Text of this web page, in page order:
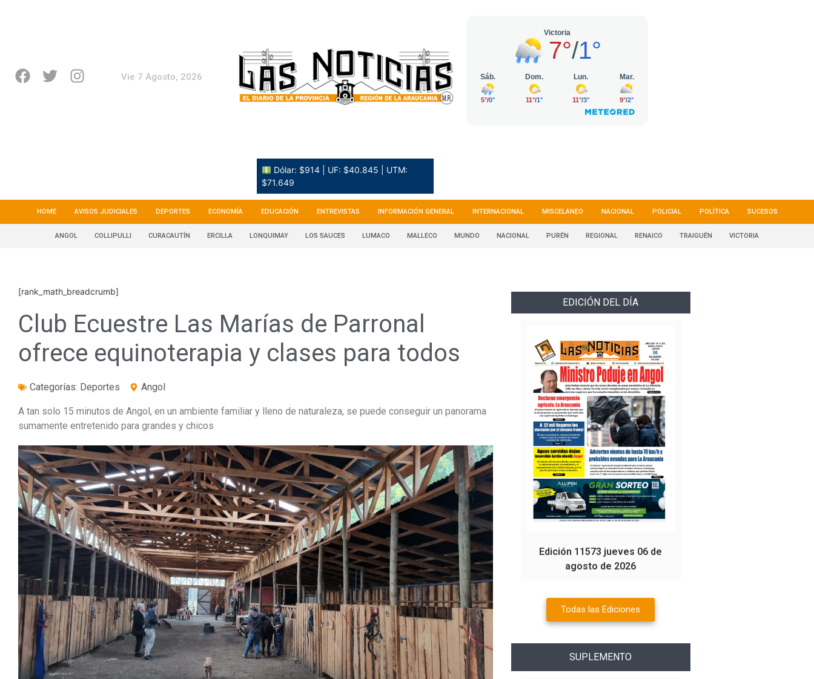
Vie 7 Agosto, 2026
Dólar: $914 | UF: $40.845 | UTM:
$71.649
HOME AVISOS JUDICIALES DEPORTES ECONOMÍA EDUCACIÓN ENTREVISTAS INFORMACIÓN GENERAL INTERNACIONAL MISCELÁNEO NACIONAL POLICIAL POLÍTICA SUCESOS
ANGOL COLLIPULLI CURACAUTÍN ERCILLA LONQUIMAY LOS SAUCES LUMACO MALLECO MUNDO NACIONAL PURÉN REGIONAL RENAICO TRAIGUÉN VICTORIA
[rank_math_breadcrumb]
Club Ecuestre Las Marías de Parronal
ofrece equinoterapia y clases para todos
Categorías: Deportes Angol
A tan solo 15 minutos de Angol, en un ambiente familiar y lleno de naturaleza, se puede conseguir un panorama
sumamente entretenido para grandes y chicos
EDICIÓN DEL DÍA
Edición 11573 jueves 06 de
agosto de 2026
Todas las Ediciones
SUPLEMENTO